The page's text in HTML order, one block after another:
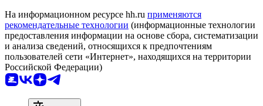
На информационном ресурсе hh.ru применяются
рекомендательные технологии (информационные технологии
предоставления информации на основе сбора, систематизации
и анализа сведений, относящихся к предпочтениям
пользователей сети «Интернет», находящихся на территории
Российской Федерации)